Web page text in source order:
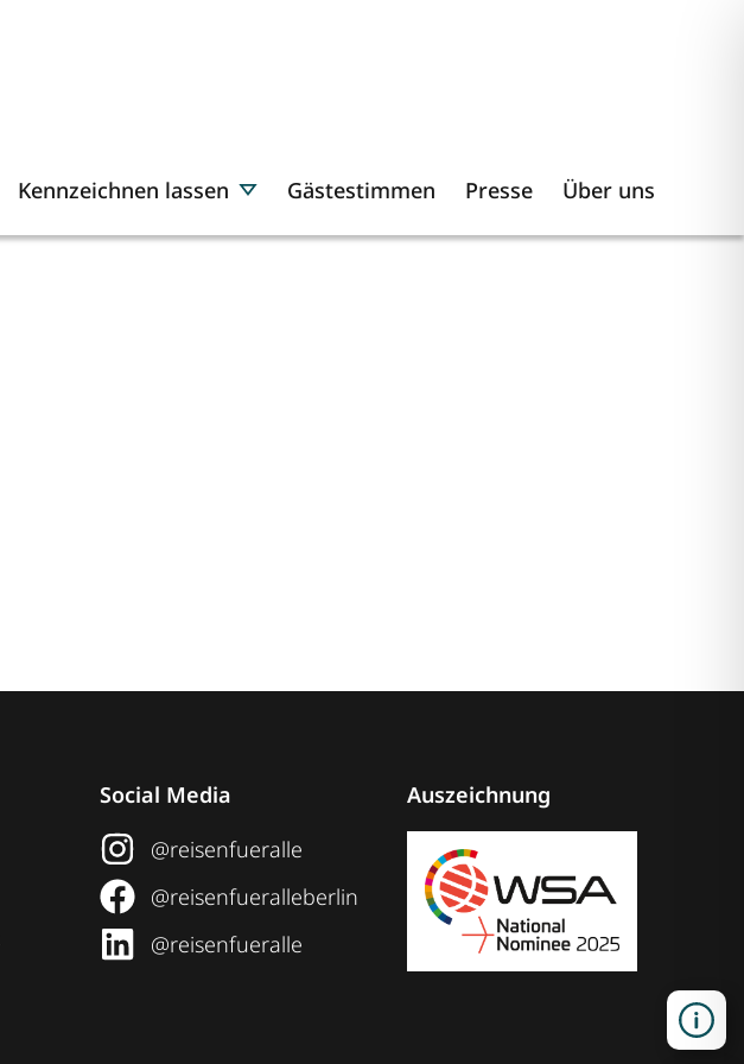
Kennzeichnen lassen Gästestimmen Presse Über uns
Social Media
@reisenfueralle
@reisenfueralleberlin
@reisenfueralle
Auszeichnung